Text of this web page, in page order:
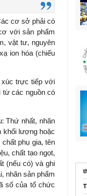
cơ sở phải có
với sản phẩm
vật tư, nguyên
ion hóa (chiếu
xúc trực tiếp với
từ các nguồn có
Thứ nhất, nhãn
khối lượng hoặc
phụ gia, tên
chất tạo ngọt,
(nếu có) và ghi
nhãn sản phẩm
số của tổ chức